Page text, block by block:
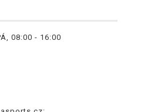
08:00 - 16:00